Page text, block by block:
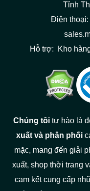
Tỉnh
Điện thoại:
Hỗ trợ: Kho
Chúng tôitự hào là
xuất và phân phối
mặc, mang đến giải
xuất, shop thời trang
cam kết cung cấp